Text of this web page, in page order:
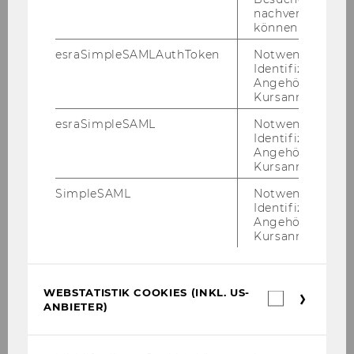
o. Univ.Prof. Dr. Chris­toph Ba­delt, Rek­tor
Mitteilungsblatt vom 11. April 2007, 31.
176) EU-Job Informationen des
für Grund­rech­tever­öf­
Di­rek­tors (m/w)
Sitz: Wien
nachverfolgen
können.
esraSimpleSAMLAuthToken
Notwendig zur
Identifizierung
Angehörige/r für
Kursanmeldung.
esraSimpleSAML
Notwendig zur
Identifizierung
Angehörige/r für
Kursanmeldung.
SimpleSAML
Notwendig zur
Identifizierung
Angehörige/r für
Kursanmeldung.
WEBSTATISTIK COOKIES (INKL. US-
ANBIETER)